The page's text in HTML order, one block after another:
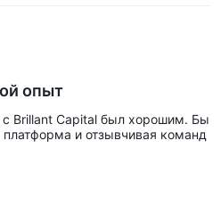
опыт
Brillant Capital был хорошим. Бы
и отзывчивая команд